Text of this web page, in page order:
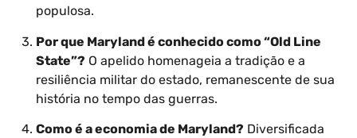
populosa.
Por que Maryland é conhecido como “Old Line
State”? O apelido homenageia a tradição e a
resiliência militar do estado, remanescente de sua
história no tempo das guerras.
Como é a economia de Maryland? Diversificada